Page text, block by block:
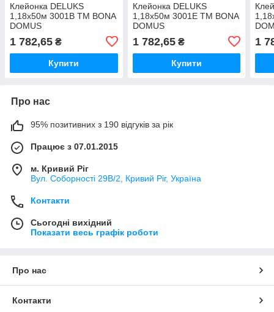
Клейонка DELUKS
1,18х50м 3001B ТМ BONA
DOMUS
1 782,65 ₴
Купити
Клейонка DELUKS
1,18х50м 3001E ТМ BONA
DOMUS
1 782,65₴
Купити
1
Про нас
95% позитивних з 190 відгуків за рік
Працює з 07.01.2015
м. Кривий Ріг
Вул. Соборності 29В/2, Кривий Ріг, Україна
Контакти
Сьогодні вихідний
Показати весь графік роботи
Про нас
Контакти